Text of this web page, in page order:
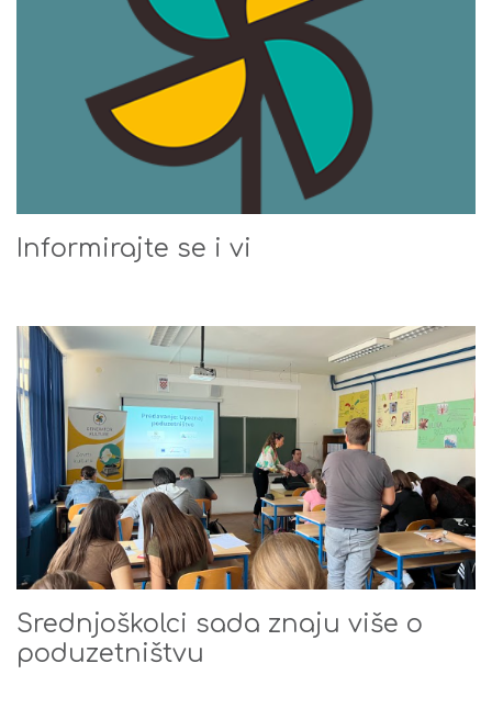
Informirajte se i vi
Srednjoškolci sada znaju više o
poduzetništvu